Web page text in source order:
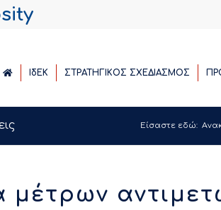
ΙδΕΚ ΣΤΡΑΤΗΓΙΚΟΣ ΣΧΕΔΙΑΣΜΟΣ
Είσαστε εδώ:
μέτρων